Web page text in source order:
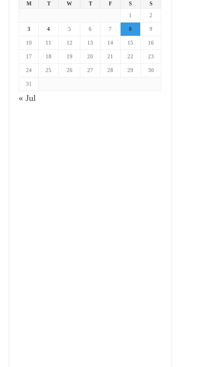
M T W T F S
S
1
2
3 4 5 6 7 8 9
10 11 12 13 14 15 16
17 18 19 20 21 22 23
24 25 26 27 28 29 30
31
« Jul